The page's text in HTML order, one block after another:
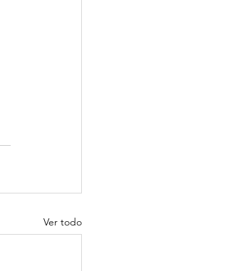
Ver todo